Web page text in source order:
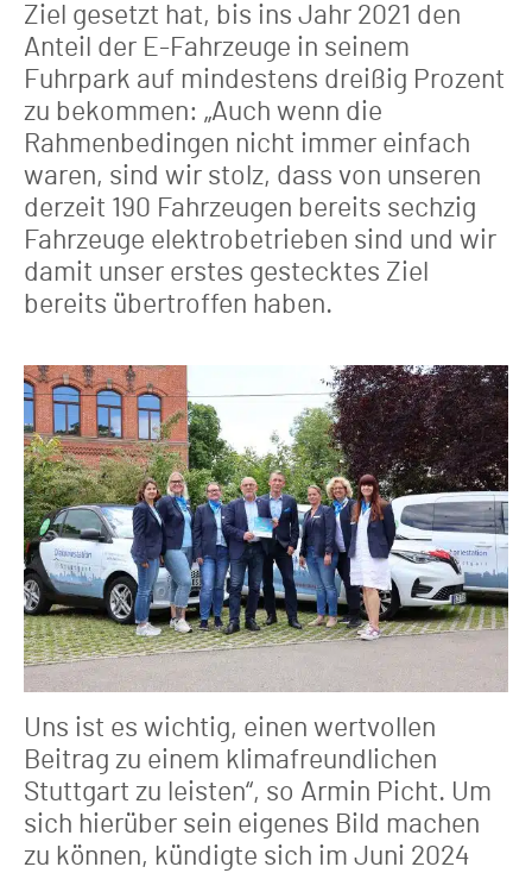
Ziel gesetzt hat, bis ins Jahr 2021 den
Anteil der E-Fahr­zeuge in seinem
Fuhrpark auf mindestens dreißig Pro­zent
zu bekommen: „Auch wenn die
Rahmenbedingen nicht immer ein­fach
waren, sind wir stolz, dass von unseren
derzeit 190 Fahrzeugen bereits sechzig
Fahrzeuge elektro­betrieben sind und wir
damit unser erstes gestecktes Ziel
bereits übertroffen haben.
Uns ist es wichtig, einen wertvollen
Beitrag zu einem klimafreundlichen
Stuttgart zu leisten“, so Armin Picht. Um
sich hierüber sein eigenes Bild machen
zu können, kündigte sich im Juni 2024